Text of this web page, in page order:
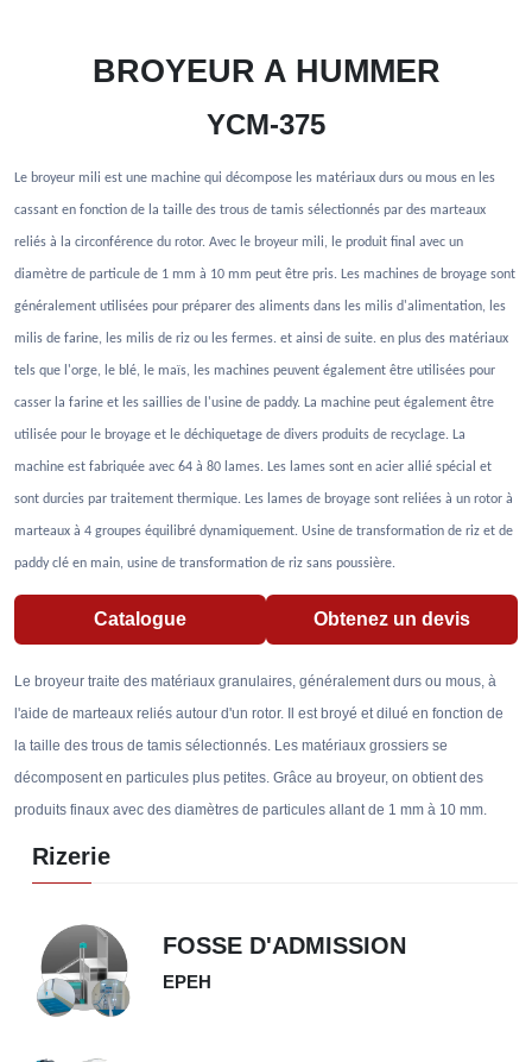
BROYEUR A HUMMER
YCM-375
Le broyeur mili est une machine qui décompose les matériaux durs ou mous en les
cassant en fonction de la taille des trous de tamis sélectionnés par des marteaux
reliés à la circonférence du rotor. Avec le broyeur mili, le produit final avec un
diamètre de particule de 1 mm à 10 mm peut être pris. Les machines de broyage sont
généralement utilisées pour préparer des aliments dans les milis d'alimentation, les
milis de farine, les milis de riz ou les fermes. et ainsi de suite. en plus des matériaux
tels que l'orge, le blé, le maïs, les machines peuvent également être utilisées pour
casser la farine et les saillies de l'usine de paddy. La machine peut également être
utilisée pour le broyage et le déchiquetage de divers produits de recyclage. La
machine est fabriquée avec 64 à 80 lames. Les lames sont en acier allié spécial et
sont durcies par traitement thermique. Les lames de broyage sont reliées à un rotor à
marteaux à 4 groupes équilibré dynamiquement. Usine de transformation de riz et de
paddy clé en main, usine de transformation de riz sans poussière.
Catalogue Obtenez un devis
Le broyeur traite des matériaux granulaires, généralement durs ou mous, à
l'aide de marteaux reliés autour d'un rotor. Il est broyé et dilué en fonction de
la taille des trous de tamis sélectionnés. Les matériaux grossiers se
décomposent en particules plus petites. Grâce au broyeur, on obtient des
produits finaux avec des diamètres de particules allant de 1 mm à 10 mm.
Rizerie
FOSSE D'ADMISSION
EPEH